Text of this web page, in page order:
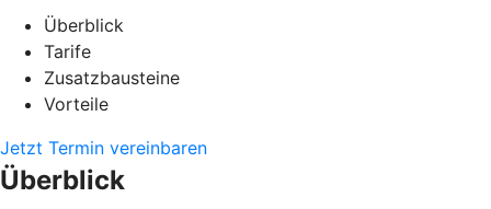
Überblick
Tarife
Zusatzbausteine
Vorteile
Jetzt Termin vereinbaren
Überblick